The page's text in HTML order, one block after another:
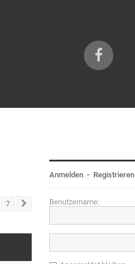
7 Nächste
Anmelden • Registrieren
Benutzername: